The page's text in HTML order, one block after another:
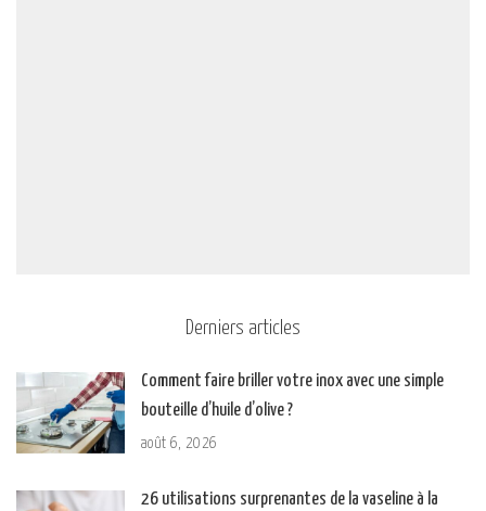
Derniers articles
Comment faire briller votre inox avec une simple
bouteille d’huile d’olive ?
août 6, 2026
26 utilisations surprenantes de la vaseline à la